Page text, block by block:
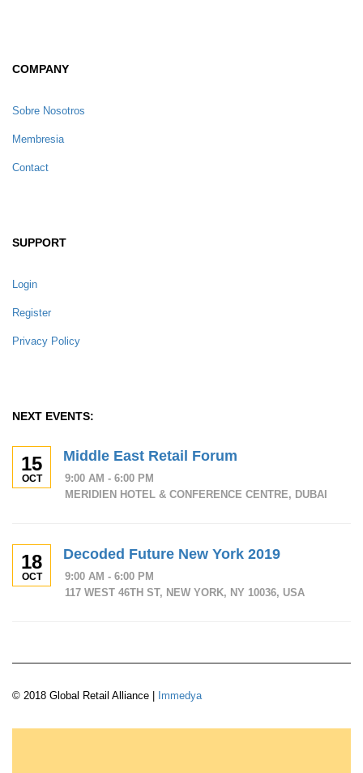
COMPANY
Sobre Nosotros
Membresia
Contact
SUPPORT
Login
Register
Privacy Policy
NEXT EVENTS:
15
OCT
Middle East Retail Forum
9:00 AM - 6:00 PM
MERIDIEN HOTEL & CONFERENCE CENTRE, DUBAI
18
OCT
Decoded Future New York 2019
9:00 AM - 6:00 PM
117 WEST 46TH ST, NEW YORK, NY 10036, USA
© 2018 Global Retail Alliance | Immedya